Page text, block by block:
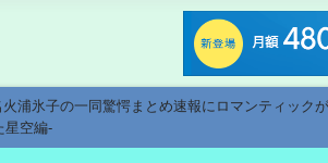
浦氷子の一同驚愕まとめ速報にロマンティッ
星空編-